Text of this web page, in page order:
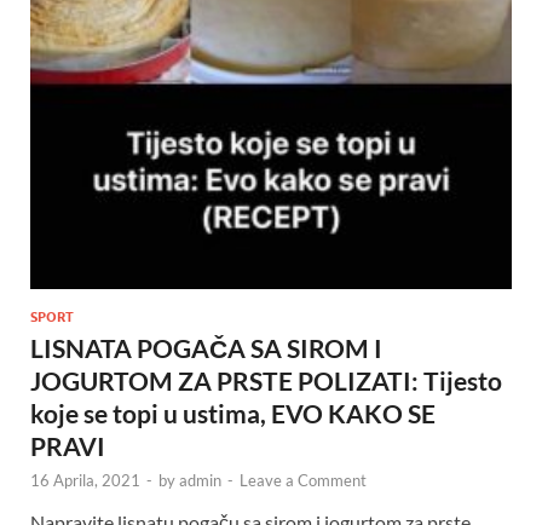
SPORT
LISNATA POGAČA SA SIROM I
JOGURTOM ZA PRSTE POLIZATI: Tijesto
koje se topi u ustima, EVO KAKO SE
PRAVI
16 Aprila, 2021 - byadmin - Leave a Comment